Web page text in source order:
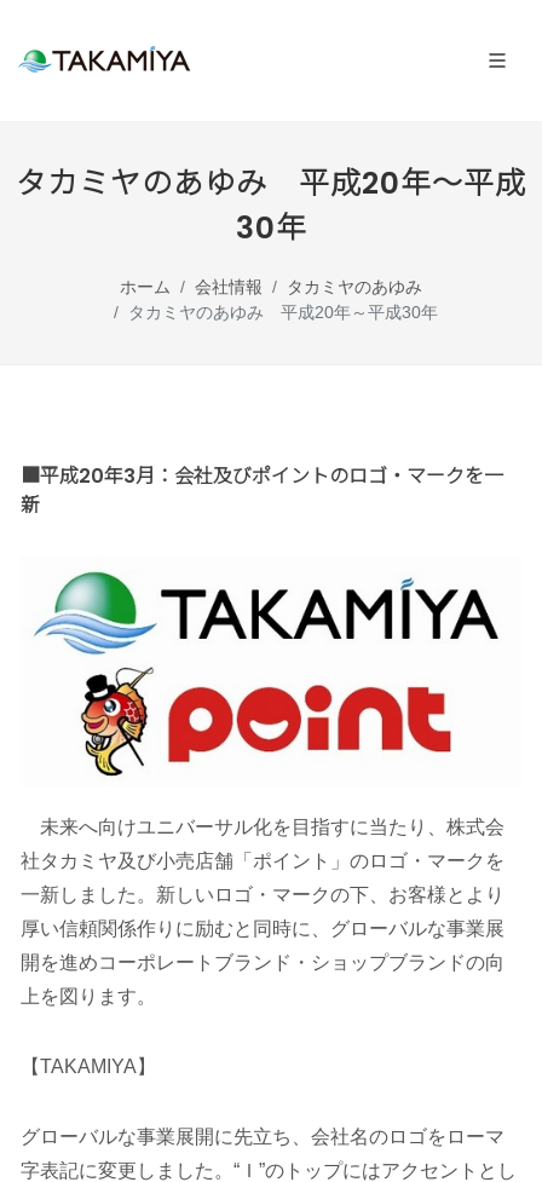
タカミヤのあゆみ 平成20年～平成
30年
ホーム 会社情報
タカミヤのあゆみ
タカミヤのあゆみ 平成20年～平成30年
■平成20年3月：会社及びポイントのロゴ・マークを一
新
未来へ向けユニバーサル化を目指すに当たり、株式会
社タカミヤ及び小売店舗「ポイント」のロゴ・マークを
一新しました。新しいロゴ・マークの下、お客様とより
厚い信頼関係作りに励むと同時に、グローバルな事業展
開を進めコーポレートブランド・ショップブランドの向
上を図ります。
【TAKAMIYA】
グローバルな事業展開に先立ち、会社名のロゴをローマ
字表記に変更しました。“Ｉ”のトップにはアクセントとし